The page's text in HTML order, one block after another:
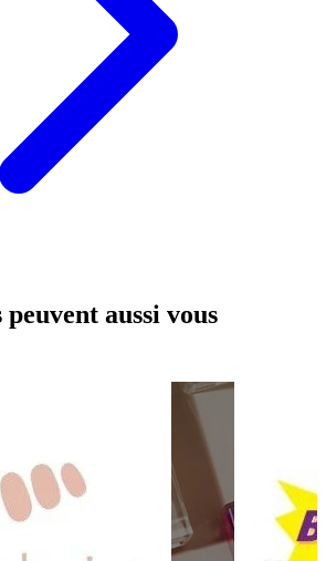
peuvent aussi vous